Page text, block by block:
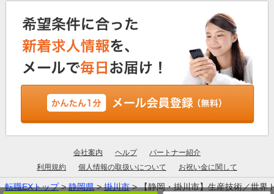
会社案内 ヘルプ
パートナー紹介
利用規約
個人情報の取扱いについて お祝い金に関して
転職EXトップ>静岡県>掛川市> 【静岡・掛川市】生産技術／世界